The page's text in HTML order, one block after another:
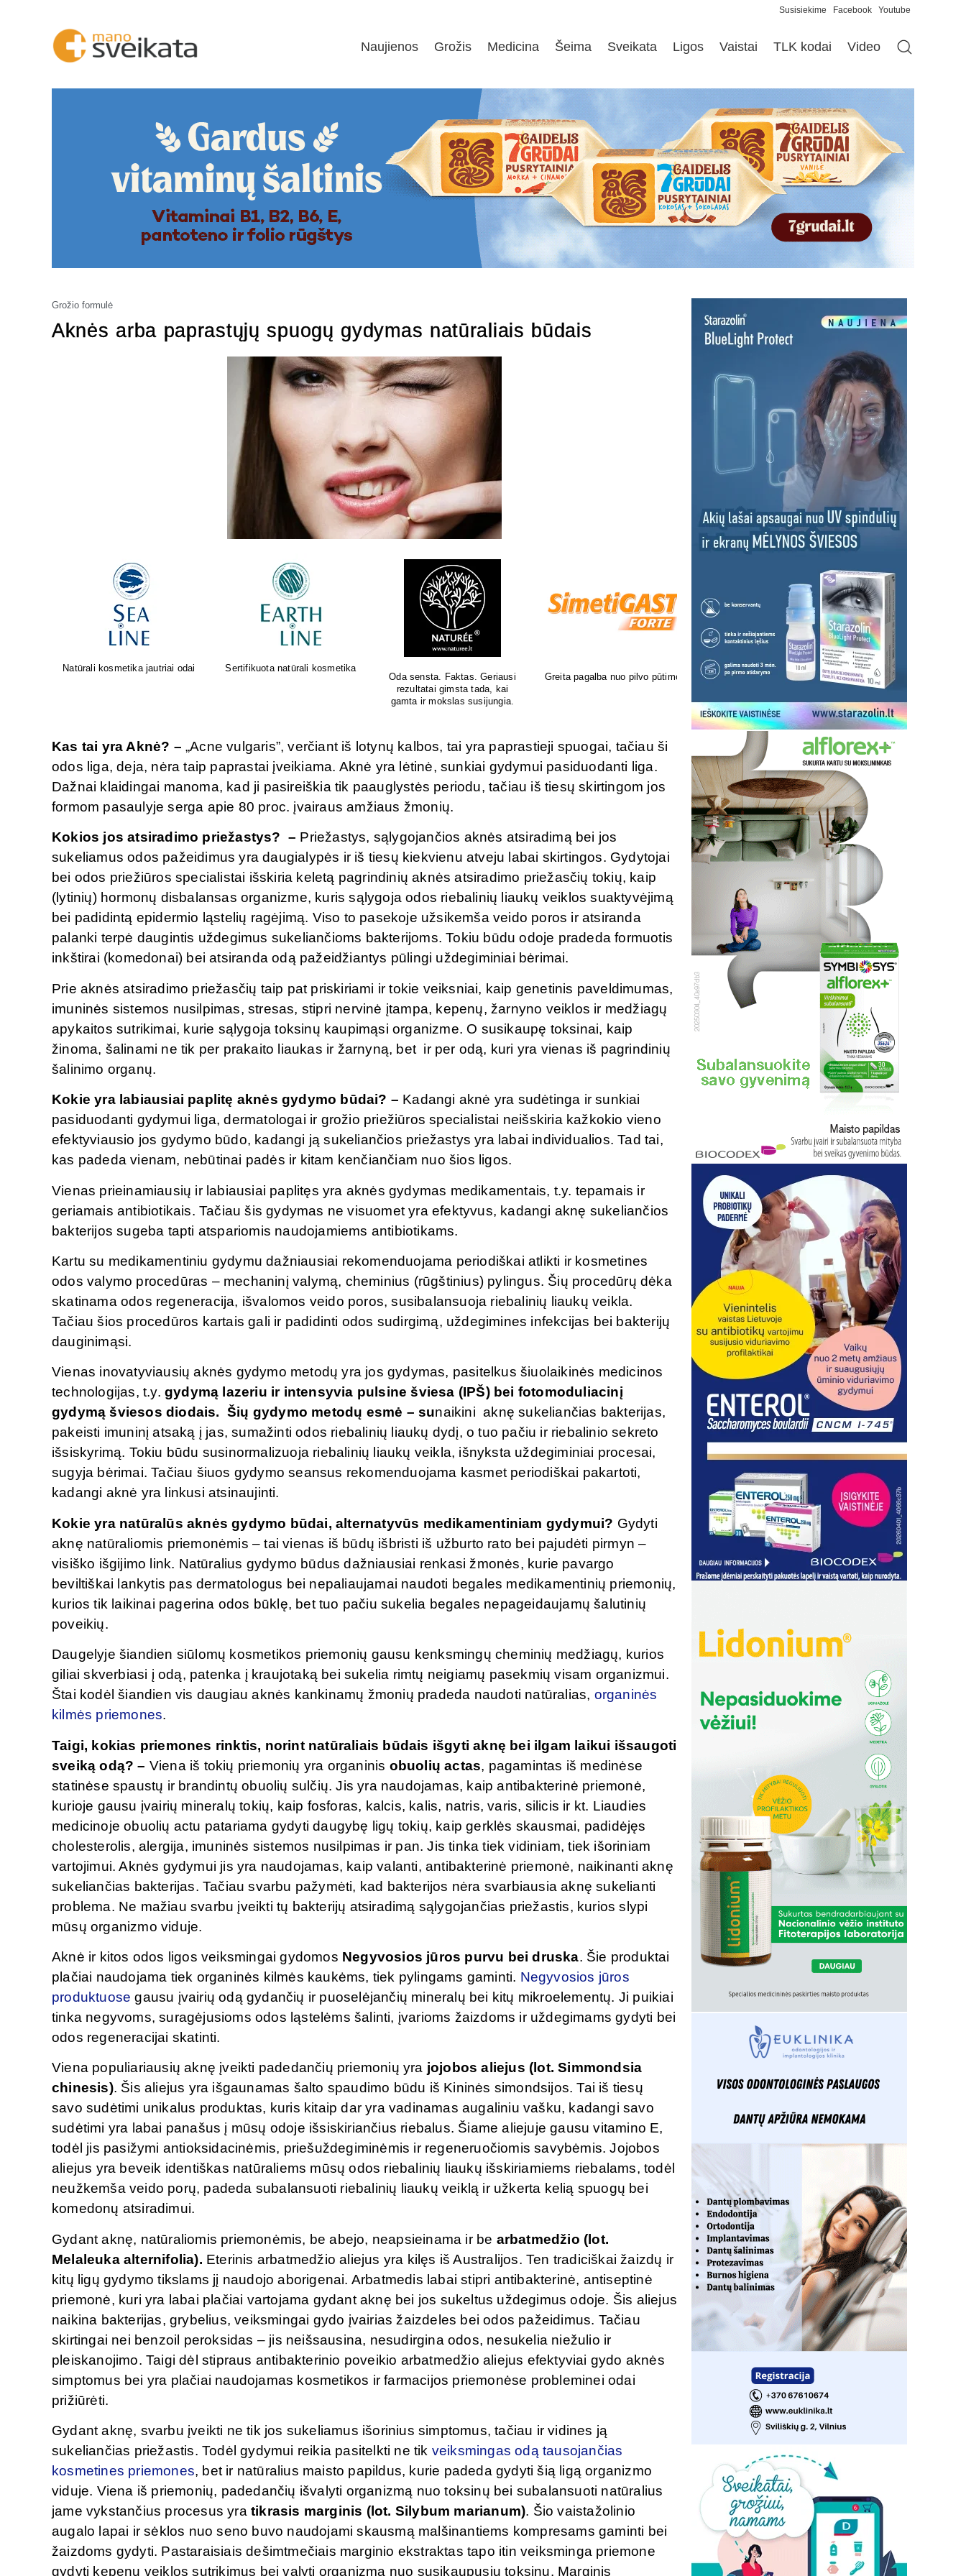
Susisiekime Facebook Youtube
Naujienos Grožis Medicina Šeima Sveikata Ligos Vaistai TLK kodai Video
Grožio formulė
Aknės arba paprastųjų spuogų gydymas natūraliais būdais
Oda sensta. Faktas. Geriausi
Kas tai yra Aknė? – „Acne vulgaris”, verčiant iš lotynų kalbos, tai yra paprastieji spuogai, tačiau ši
odos liga, deja, nėra taip paprastai įveikiama. Aknė yra lėtinė, sunkiai gydymui pasiduodanti liga.
Dažnai klaidingai manoma, kad ji pasireiškia tik paauglystės periodu, tačiau iš tiesų skirtingom jos
formom pasaulyje serga apie 80 proc. įvairaus amžiaus žmonių.
Kokios jos atsiradimo priežastys? – Priežastys, sąlygojančios aknės atsiradimą bei jos
sukeliamus odos pažeidimus yra daugialypės ir iš tiesų kiekvienu atveju labai skirtingos. Gydytojai
bei odos priežiūros specialistai išskiria keletą pagrindinių aknės atsiradimo priežasčių tokių, kaip
(lytinių) hormonų disbalansas organizme, kuris sąlygoja odos riebalinių liaukų veiklos suaktyvėjimą
bei padidintą epidermio ląstelių ragėjimą. Viso to pasekoje užsikemša veido poros ir atsiranda
palanki terpė daugintis uždegimus sukeliančioms bakterijoms. Tokiu būdu odoje pradeda formuotis
inkštirai (komedonai) bei atsiranda odą pažeidžiantys pūlingi uždegiminiai bėrimai.
Prie aknės atsiradimo priežasčių taip pat priskiriami ir tokie veiksniai, kaip genetinis paveldimumas,
imuninės sistemos nusilpimas, stresas, stipri nervinė įtampa, kepenų, žarnyno veiklos ir medžiagų
apykaitos sutrikimai, kurie sąlygoja toksinų kaupimąsi organizme. O susikaupę toksinai, kaip
žinoma, šalinami ne tik per prakaito liaukas ir žarnyną, bet ir per odą, kuri yra vienas iš pagrindinių
šalinimo organų.
Kokie yra labiausiai paplitę aknės gydymo būdai? – Kadangi aknė yra sudėtinga ir sunkiai
pasiduodanti gydymui liga, dermatologai ir grožio priežiūros specialistai neišskiria kažkokio vieno
efektyviausio jos gydymo būdo, kadangi ją sukeliančios priežastys yra labai individualios. Tad tai,
kas padeda vienam, nebūtinai padės ir kitam kenčiančiam nuo šios ligos.
Vienas prieinamiausių ir labiausiai paplitęs yra aknės gydymas medikamentais, t.y. tepamais ir
geriamais antibiotikais. Tačiau šis gydymas ne visuomet yra efektyvus, kadangi aknę sukeliančios
bakterijos sugeba tapti atspariomis naudojamiems antibiotikams.
Kartu su medikamentiniu gydymu dažniausiai rekomenduojama periodiškai atlikti ir kosmetines
odos valymo procedūras – mechaninį valymą, cheminius (rūgštinius) pylingus. Šių procedūrų dėka
skatinama odos regeneracija, išvalomos veido poros, susibalansuoja riebalinių liaukų veikla.
Tačiau šios procedūros kartais gali ir padidinti odos sudirgimą, uždegimines infekcijas bei bakterijų
dauginimąsi.
Vienas inovatyviausių aknės gydymo metodų yra jos gydymas, pasitelkus šiuolaikinės medicinos
technologijas, t.y. gydymą lazeriu ir intensyvia pulsine šviesa (IPŠ) bei fotomoduliacinį
gydymą šviesos diodais. Šių gydymo metodų esmė – sunaikini aknę sukeliančias bakterijas,
pakeisti imuninį atsaką į jas, sumažinti odos riebalinių liaukų dydį, o tuo pačiu ir riebalinio sekreto
išsiskyrimą. Tokiu būdu susinormalizuoja riebalinių liaukų veikla, išnyksta uždegiminiai procesai,
sugyja bėrimai. Tačiau šiuos gydymo seansus rekomenduojama kasmet periodiškai pakartoti,
kadangi aknė yra linkusi atsinaujinti.
Kokie yra natūralūs aknės gydymo būdai, alternatyvūs medikamentiniam gydymui? Gydyti
aknę natūraliomis priemonėmis – tai vienas iš būdų išbristi iš užburto rato bei pajudėti pirmyn –
visiško išgijimo link. Natūralius gydymo būdus dažniausiai renkasi žmonės, kurie pavargo
beviltiškai lankytis pas dermatologus bei nepaliaujamai naudoti begales medikamentinių priemonių,
kurios tik laikinai pagerina odos būklę, bet tuo pačiu sukelia begales nepageidaujamų šalutinių
poveikių.
Daugelyje šiandien siūlomų kosmetikos priemonių gausu kenksmingų cheminių medžiagų, kurios
giliai skverbiasi į odą, patenka į kraujotaką bei sukelia rimtų neigiamų pasekmių visam organizmui.
Štai kodėl šiandien vis daugiau aknės kankinamų žmonių pradeda naudoti natūralias, organinės
kilmės priemones.
Taigi, kokias priemones rinktis, norint natūraliais būdais išgyti aknę bei ilgam laikui išsaugoti
sveiką odą? – Viena iš tokių priemonių yra organinis obuolių actas, pagamintas iš medinėse
statinėse spaustų ir brandintų obuolių sulčių. Jis yra naudojamas, kaip antibakterinė priemonė,
kurioje gausu įvairių mineralų tokių, kaip fosforas, kalcis, kalis, natris, varis, silicis ir kt. Liaudies
medicinoje obuolių actu patariama gydyti daugybę ligų tokių, kaip gerklės skausmai, padidėjęs
cholesterolis, alergija, imuninės sistemos nusilpimas ir pan. Jis tinka tiek vidiniam, tiek išoriniam
vartojimui. Aknės gydymui jis yra naudojamas, kaip valanti, antibakterinė priemonė, naikinanti aknę
sukeliančias bakterijas. Tačiau svarbu pažymėti, kad bakterijos nėra svarbiausia aknę sukelianti
problema. Ne mažiau svarbu įveikti tų bakterijų atsiradimą sąlygojančias priežastis, kurios slypi
mūsų organizmo viduje.
Aknė ir kitos odos ligos veiksmingai gydomos Negyvosios jūros purvu bei druska. Šie produktai
plačiai naudojama tiek organinės kilmės kaukėms, tiek pylingams gaminti. Negyvosios jūros
produktuose gausu įvairių odą gydančių ir puoselėjančių mineralų bei kitų mikroelementų. Ji puikiai
tinka negyvoms, suragėjusioms odos ląstelėms šalinti, įvarioms žaizdoms ir uždegimams gydyti bei
odos regeneracijai skatinti.
Viena populiariausių aknę įveikti padedančių priemonių yra jojobos aliejus (lot. Simmondsia
chinesis). Šis aliejus yra išgaunamas šalto spaudimo būdu iš Kininės simondsijos. Tai iš tiesų
savo sudėtimi unikalus produktas, kuris kitaip dar yra vadinamas augaliniu vašku, kadangi savo
sudėtimi yra labai panašus į mūsų odoje išsiskiriančius riebalus. Šiame aliejuje gausu vitamino E,
todėl jis pasižymi antioksidacinėmis, priešuždegiminėmis ir regeneruočiomis savybėmis. Jojobos
aliejus yra beveik identiškas natūraliems mūsų odos riebalinių liaukų išskiriamiems riebalams, todėl
neužkemša veido porų, padeda subalansuoti riebalinių liaukų veiklą ir užkerta kelią spuogų bei
komedonų atsiradimui.
Gydant aknę, natūraliomis priemonėmis, be abejo, neapsieinama ir be arbatmedžio (lot.
Melaleuka alternifolia). Eterinis arbatmedžio aliejus yra kilęs iš Australijos. Ten tradiciškai žaizdų ir
kitų ligų gydymo tikslams jį naudojo aborigenai. Arbatmedis labai stipri antibakterinė, antiseptinė
priemonė, kuri yra labai plačiai vartojama gydant aknę bei jos sukeltus uždegimus odoje. Šis aliejus
naikina bakterijas, grybelius, veiksmingai gydo įvairias žaizdeles bei odos pažeidimus. Tačiau
skirtingai nei benzoil peroksidas – jis neišsausina, nesudirgina odos, nesukelia niežulio ir
pleiskanojimo. Taigi dėl stipraus antibakterinio poveikio arbatmedžio aliejus efektyviai gydo aknės
simptomus bei yra plačiai naudojamas kosmetikos ir farmacijos priemonėse probleminei odai
prižiūrėti.
Gydant aknę, svarbu įveikti ne tik jos sukeliamus išorinius simptomus, tačiau ir vidines ją
sukeliančias priežastis. Todėl gydymui reikia pasitelkti ne tik veiksmingas odą tausojančias
kosmetines priemones, bet ir natūralius maisto papildus, kurie padeda gydyti šią ligą organizmo
viduje. Viena iš priemonių, padedančių išvalyti organizmą nuo toksinų bei subalansuoti natūralius
jame vykstančius procesus yra tikrasis marginis (lot. Silybum marianum). Šio vaistažolinio
augalo lapai ir sėklos nuo seno buvo naudojami skausmą malšinantiems kompresams gaminti bei
žaizdoms gydyti. Pastaraisiais dešimtmečiais marginio ekstraktas tapo itin veiksminga priemone
gydyti kepenų veiklos sutrikimus bei valyti organizmą nuo susikaupusių toksinų. Marginis